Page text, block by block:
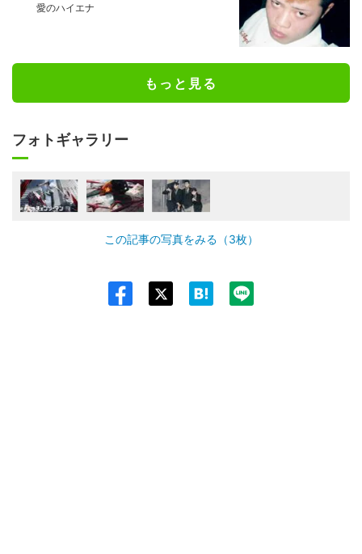
愛のハイエナ
もっと見る
フォトギャラリー
この記事の写真をみる（3枚）